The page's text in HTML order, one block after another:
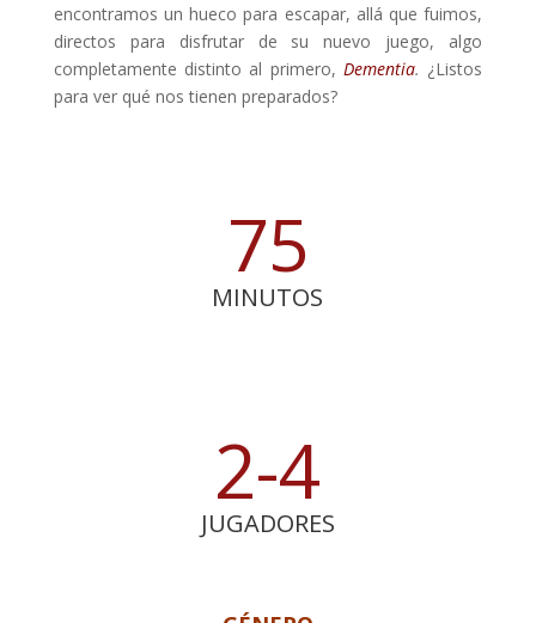
encontramos un hueco para escapar, allá que fuimos,
directos para disfrutar de su nuevo juego, algo
completamente distinto al primero, Dementia. ¿Listos
para ver qué nos tienen preparados?
75
MINUTOS
2-4
JUGADORES